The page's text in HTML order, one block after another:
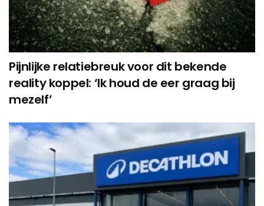
Pijnlijke relatiebreuk voor dit bekende
reality koppel: ‘Ik houd de eer graag bij
mezelf’